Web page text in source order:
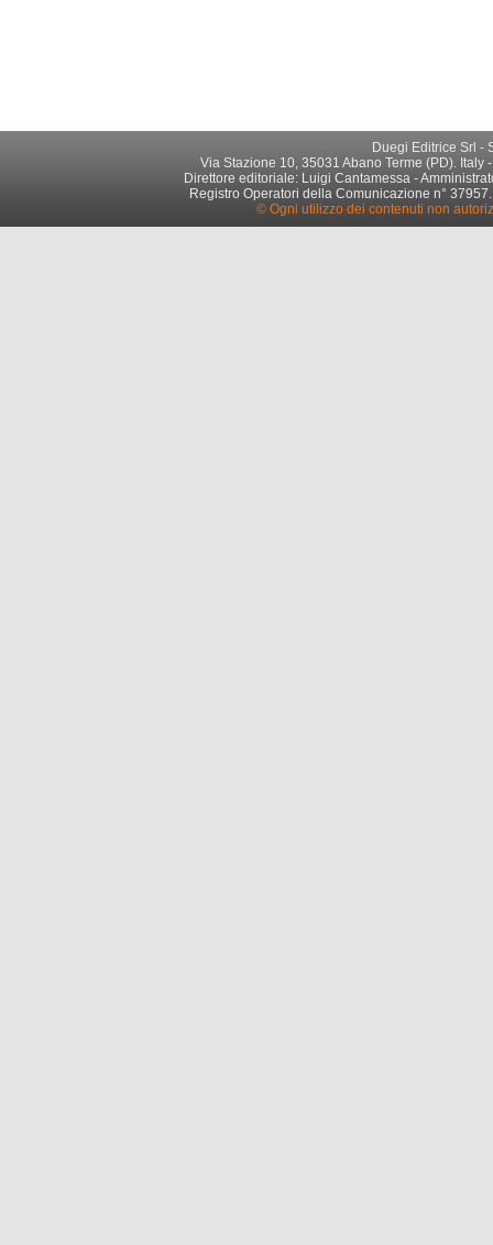
Duegi Editrice Srl -
Via Stazione 10, 35031 Abano Terme (PD).
Direttore editoriale: Luigi Cantamessa -
Registro Operatori della Comunicazione n°
© Ogni utilizzo dei contenuti non